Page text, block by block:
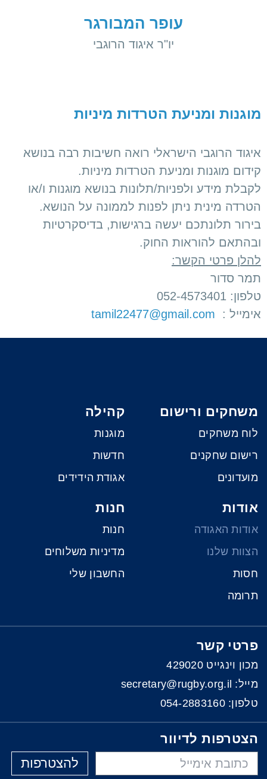
עופר המבורגר
יו"ר איגוד הרוגבי
מוגנות ומניעת הטרדות מיניות
איגוד הרוגבי הישראלי רואה חשיבות רבה בנושא
קידום מוגנות ומניעת הטרדות מיניות.
לקבלת מידע ולפניות/תלונות בנושא מוגנות ו/או
הטרדה מינית ניתן לפנות לממונה על הנושא.
בירור תלונתכם יעשה ברגישות, בדיסקרטיות
ובהתאם להוראות החוק.
להלן פרטי הקשר:
תמר סדור
טלפון: 052-4573401
אימייל : tamil22477@gmail.com
משחקים ורישום
לוח משחקים
רישום שחקנים
מועדונים
קהילה
מוגנות
חדשות
אגודת הידידים
אודות
אודות האגודה
הצוות שלנו
חסות
תרומה
חנות
חנות
מדיניות משלוחים
החשבון שלי
פרטי קשר
מכון וינגייט 429020
מייל: secretary@rugby.org.il
טלפון:054-2883160
הצטרפות לדיוור
להצטרפות